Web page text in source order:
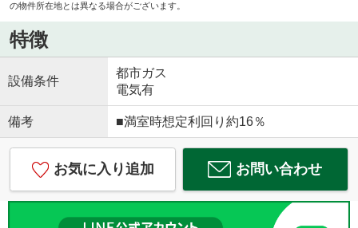
の物件所在地とは異なる場合がございます。
特徴
設備条件
都市ガス
電気有
備考 ■満室時想定利回り約16％
お気に入り追加 お問い合わせ